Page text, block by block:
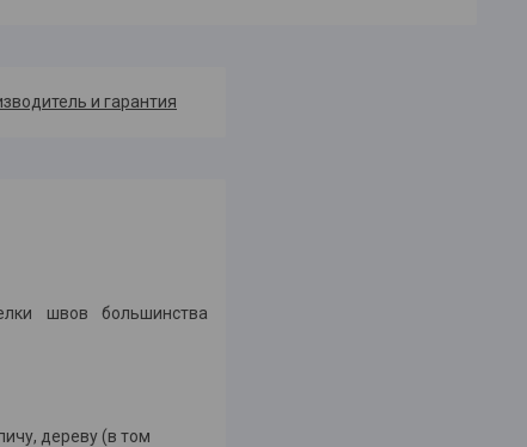
и гарантия
швов большинства
дереву (в том